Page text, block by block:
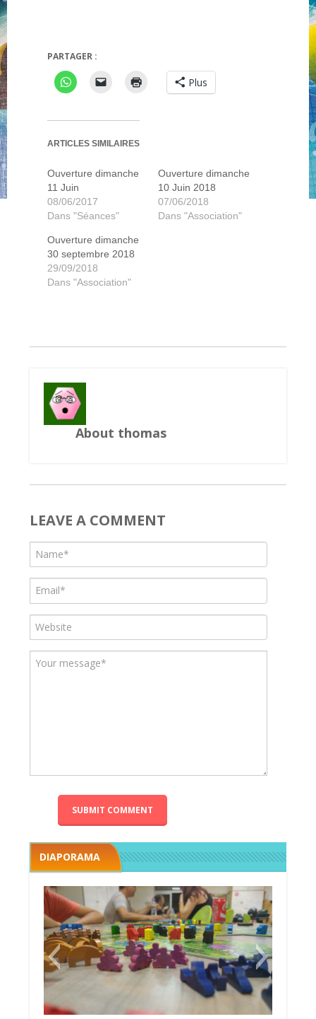
PARTAGER :
Plus
ARTICLES SIMILAIRES
Ouverture dimanche
11 Juin
08/06/2017
Dans "Séances"
Ouverture dimanche
10 Juin 2018
07/06/2018
Dans "Association"
Ouverture dimanche
30 septembre 2018
29/09/2018
Dans "Association"
About thomas
LEAVE A COMMENT
DIAPORAMA